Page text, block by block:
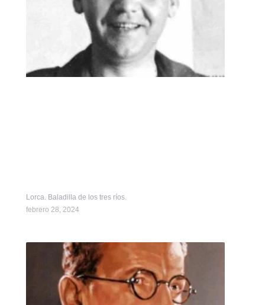
Lorca. Baladilla de los tres ríos.
febrero 28, 2024